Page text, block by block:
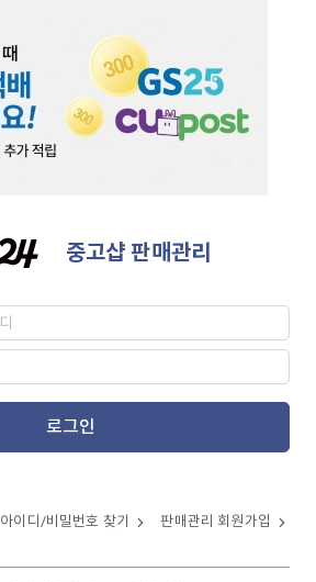
중고샵 판매관리
로그인
아이디/비밀번호 찾기 판매관리 회원가입